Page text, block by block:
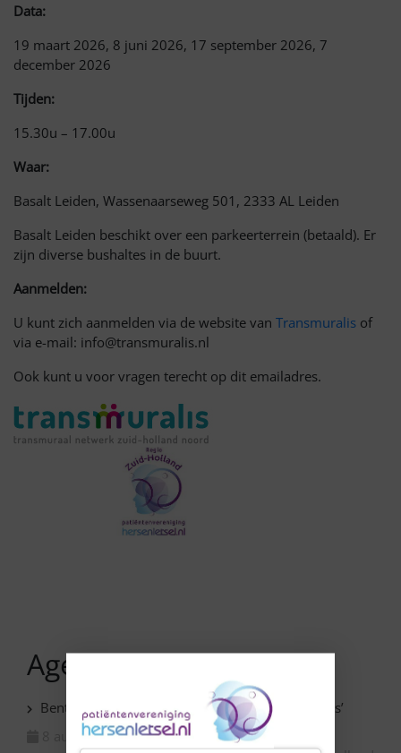
Data:
19 maart 2026, 8 juni 2026, 17 september 2026, 7
december 2026
Tijden:
15.30u – 17.00u
Waar:
Basalt Leiden, Wassenaarseweg 501, 2333 AL Leiden
Basalt Leiden beschikt over een parkeerterrein (betaald). Er
zijn diverse bushaltes in de buurt.
Aanmelden:
U kunt zich aanmelden via de website van Transmuralis of
via e-mail: info@transmuralis.nl
Ook kunt u voor vragen terecht op dit emailadres.
Agenda
Benthuizen – Expositie ‘Van niets naar iets moois’
8 augustus 2026